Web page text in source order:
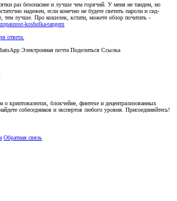
раз безопаснее и лучше чем горячий. У меня не тандем, но
надежен, если конечно не будете светить пароли и сид-
тем лучше. Про кошелек, кстати, можете обзор почитать -
koshelka-tangem
ответа.
Электронная почта Поделиться Ссылка
криптовалютах, блокчейне, финтехе и децентрализованных
собеседников и экспертов любого уровня. Присоединяйтесь!
Обратная связь